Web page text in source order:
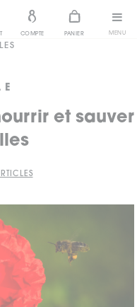
MENU
COMPTE PANIER
et sauver